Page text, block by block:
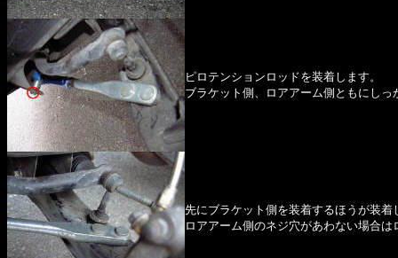
ピロテンションロッドを装着します。
ブラケット側、ロアアーム側ともにし
先にブラケット側を装着するほうが装着
ロアアーム側のネジ穴があわない場合